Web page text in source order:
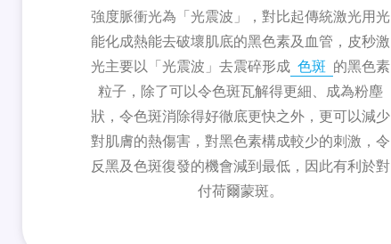
強度脈衝光為「光震波」，對比起傳統激光用光
能化成熱能去破壞肌底的黑色素及血管，皮秒激
光主要以「光震波」去震碎形成 色斑 的黑色素
粒子，除了可以令色斑瓦解得更細、成為粉塵
狀，令色斑消除得好徹底更快之外，更可以減少
對肌膚的熱傷害，對黑色素構成較少的刺激，令
反黑及色斑復發的機會減到最低，因此有利於對
付荷爾蒙斑。